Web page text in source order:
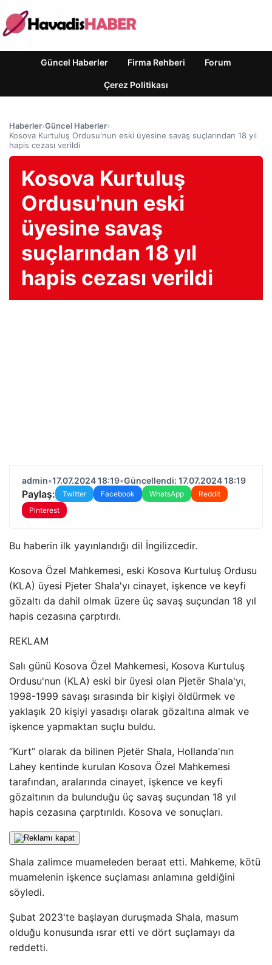
Güncel Haberler Firma Rehberi Forum
Çerez Politikası
Haberler›Güncel Haberler›
Kosova Kurtuluş Ordusu'nun eski üyesine savaş suçlarından 18 yıl
hapis cezası verildi
Kosova Kurtuluş
Ordusu'nun eski
üyesine savaş
suçlarından 18 yıl
hapis cezası verildi
admin•17.07.2024 18:19•Güncellendi: 17.07.2024 18:19
Paylaş: Twitter Facebook WhatsApp
Reddit
Pinterest
Bu haberin ilk yayınlandığı dil İngilizcedir.
Kosova Özel Mahkemesi, eski Kosova Kurtuluş Ordusu
(KLA) üyesi Pjeter Shala'yı cinayet, işkence ve keyfi
gözaltı da dahil olmak üzere üç savaş suçundan 18 yıl
hapis cezasına çarptırdı.
REKLAM
Salı günü Kosova Özel Mahkemesi, Kosova Kurtuluş
Ordusu'nun (KLA) eski bir üyesi olan Pjetër Shala'yı,
1998-1999 savaşı sırasında bir kişiyi öldürmek ve
yaklaşık 20 kişiyi yasadışı olarak gözaltına almak ve
işkence yapmaktan suçlu buldu.
“Kurt” olarak da bilinen Pjetër Shala, Hollanda'nın
Lahey kentinde kurulan Kosova Özel Mahkemesi
tarafından, aralarında cinayet, işkence ve keyfi
gözaltının da bulunduğu üç savaş suçundan 18 yıl
hapis cezasına çarptırıldı. Kosova ve sonuçları.
Shala zalimce muameleden beraat etti. Mahkeme, kötü
muamelenin işkence suçlaması anlamına geldiğini
söyledi.
Şubat 2023'te başlayan duruşmada Shala, masum
olduğu konusunda ısrar etti ve dört suçlamayı da
reddetti.